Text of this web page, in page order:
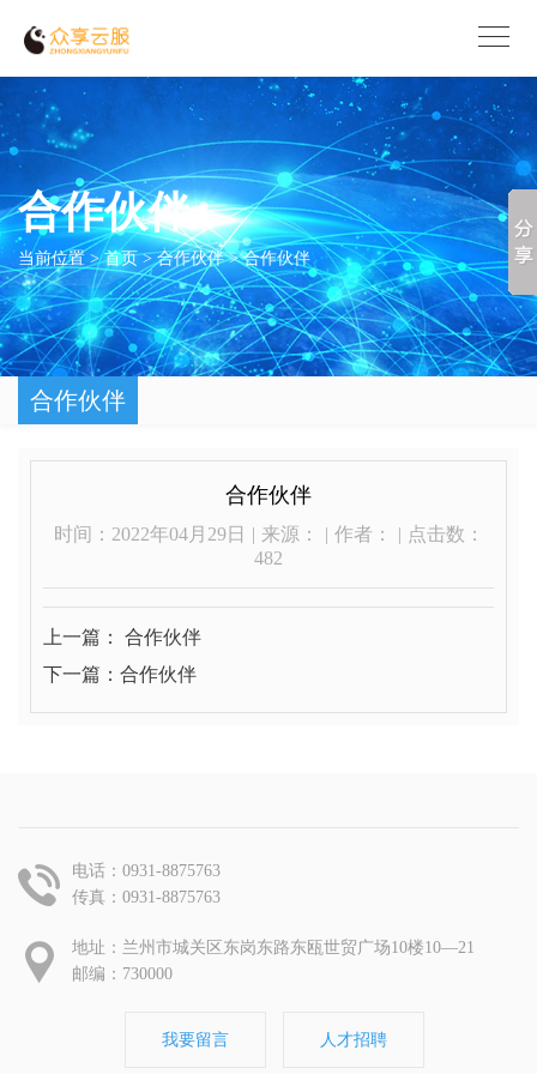
合作伙伴
当前位置 >首页>合作伙伴>合作伙伴
合作伙伴
合作伙伴
时间：2022年04月29日 | 来源： | 作者： | 点击数：
482
上一篇： 合作伙伴
下一篇：合作伙伴

电话：0931-8875763
传真：0931-8875763

地址：兰州市城关区东岗东路东瓯世贸广场10楼10—21
邮编：730000
我要留言 人才招聘